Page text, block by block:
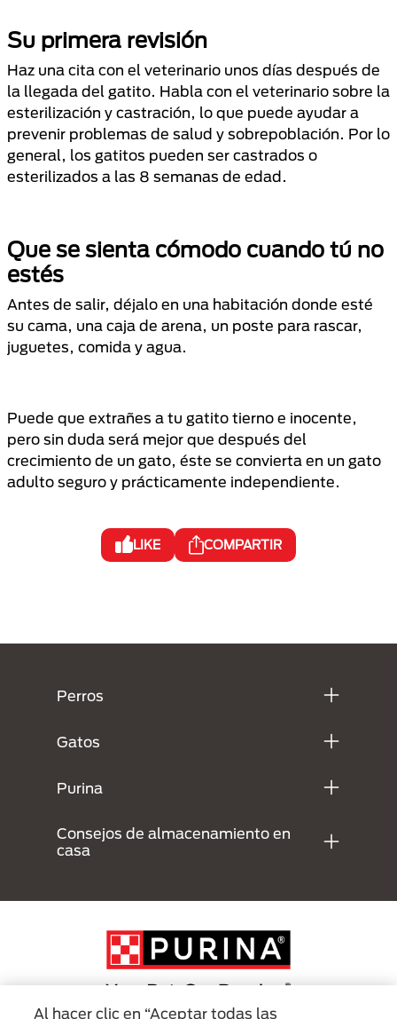
Su primera revisión
Haz una cita con el veterinario unos días después de
la llegada del gatito. Habla con el veterinario sobre la
esterilización y castración, lo que puede ayudar a
prevenir problemas de salud y sobrepoblación. Por lo
general, los gatitos pueden ser castrados o
esterilizados a las 8 semanas de edad.
Que se sienta cómodo cuando tú no
estés
Antes de salir, déjalo en una habitación donde esté
su cama, una caja de arena, un poste para rascar,
juguetes, comida y agua.
Puede que extrañes a tu gatito tierno e inocente,
pero sin duda será mejor que después del
crecimiento de un gato, éste se convierta en un gato
adulto seguro y prácticamente independiente.
LIKE COMPARTIR
Perros
Gatos
Purina
Consejos de almacenamiento en
casa
Al hacer clic en “Aceptar todas las